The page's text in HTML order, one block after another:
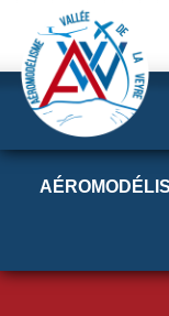
Panneau de gestion